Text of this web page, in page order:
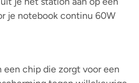
je notebook continu 60W
een chip die zorgt voor een